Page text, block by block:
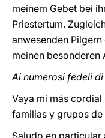
meinem Gebet bei
Priestertum.
anwesenden
meinen besonderen
Ai numerosi fedeli
Vaya mi más
familias y grupos
Saludo en